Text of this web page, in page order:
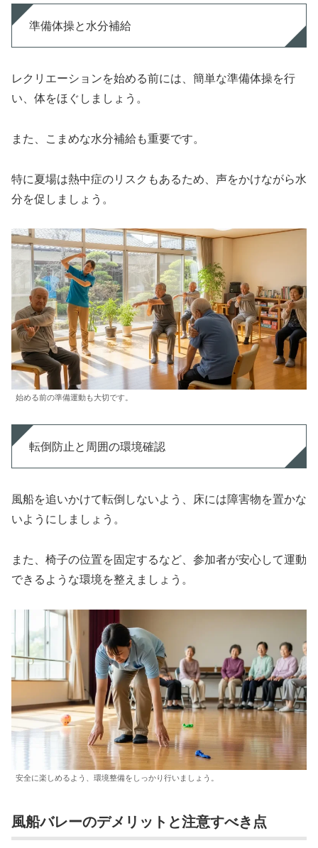
準備体操と水分補給
レクリエーションを始める前には、簡単な準備体操を行
い、体をほぐしましょう。
また、こまめな水分補給も重要です。
特に夏場は熱中症のリスクもあるため、声をかけながら水
分を促しましょう。
始める前の準備運動も大切です。
転倒防止と周囲の環境確認
風船を追いかけて転倒しないよう、床には障害物を置かな
いようにしましょう。
また、椅子の位置を固定するなど、参加者が安心して運動
できるような環境を整えましょう。
安全に楽しめるよう、環境整備をしっかり行いましょう。
風船バレーのデメリットと注意すべき点